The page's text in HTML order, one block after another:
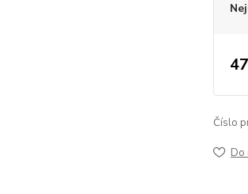
Číslo
Do